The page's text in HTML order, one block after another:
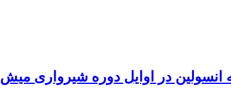
انسولین در اوایل دوره شیرواری میش